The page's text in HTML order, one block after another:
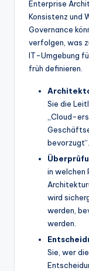
Enterprise
Konsistenz und
Governance
verfolgen, was
IT-Umgebung
früh definieren.
Sie die
„Cloud-
bevorzugt“.
in welchen
wird
werden,
werden.
Sie, wer